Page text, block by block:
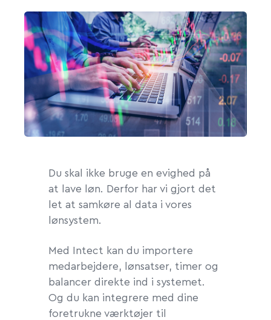
Du skal ikke bruge en evighed på
at lave løn. Derfor har vi gjort det
let at samkøre al data i vores
lønsystem.
Med Intect kan du importere
medarbejdere, lønsatser, timer og
balancer direkte ind i systemet.
Og du kan integrere med dine
foretrukne værktøjer til